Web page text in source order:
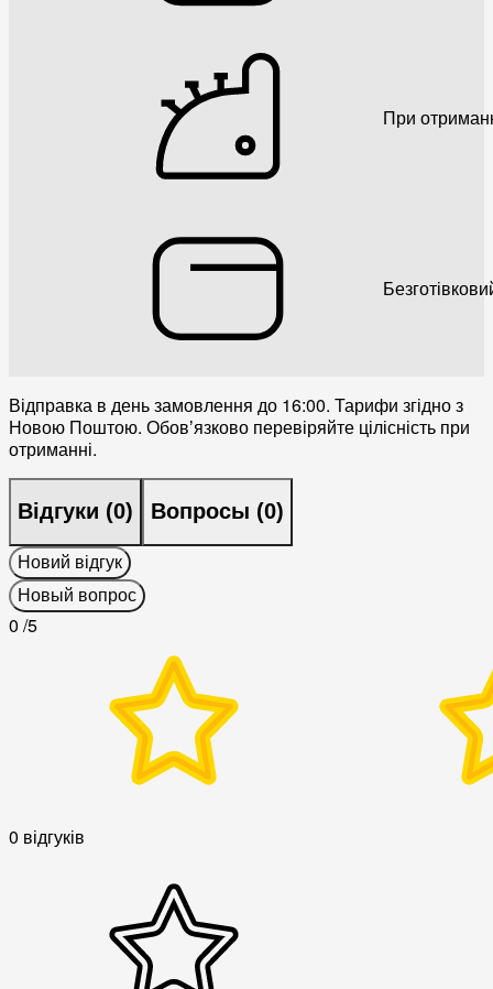
При
Відправка в день замовлення до 16:00. Тарифи згідно з
Новою Поштою. Обовʼязково перевіряйте цілісність при
отриманні.
Відгуки (0) Вопросы (0)
Новий відгук
Новый вопрос
0 /5
0 відгуків